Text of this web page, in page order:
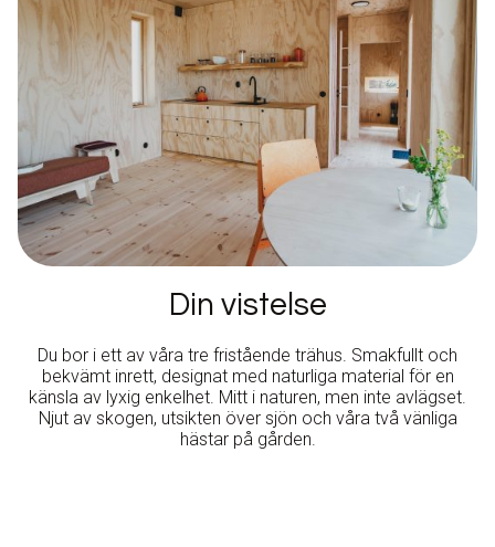
Din vistelse
Du bor i ett av våra tre fristående trähus. Smakfullt och
bekvämt inrett, designat med naturliga material för en
känsla av lyxig enkelhet. Mitt i naturen, men inte avlägset.
Njut av skogen, utsikten över sjön och våra två vänliga
hästar på gården.